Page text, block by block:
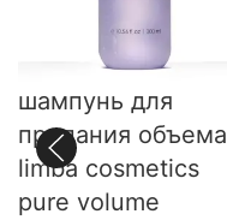
шампунь для
придания объема
limba cosmetics
pure volume